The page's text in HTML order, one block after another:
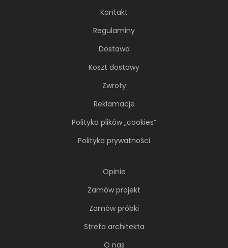
Kontakt
Regulaminy
Dostawa
Koszt dostawy
Zwroty
Reklamacje
Polityka plików „cookies”
Polityka prywatności
Opinie
Zamów projekt
Zamów próbki
Strefa architekta
O nas